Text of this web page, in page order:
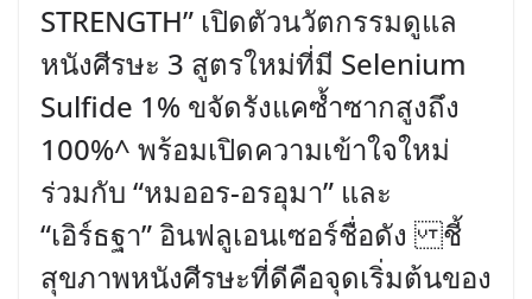
STRENGTH” เปิดตัวนวัตกรรมดูแล
หนังศีรษะ 3 สูตรใหม่ที่มี Selenium
Sulfide 1% ขจัดรังแคซ้ำซากสูงถึง
100%^ พร้อมเปิดความเข้าใจใหม่
ร่วมกับ “หมออร-อรอุมา” และ
“เอิร์ธฐา” อินฟลูเอนเซอร์ชื่อดัง ชี้
สุขภาพหนังศีรษะที่ดีคือจุดเริ่มต้นของ